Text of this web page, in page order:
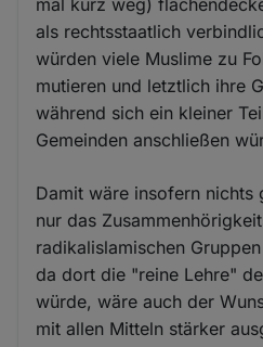
mal kurz weg)
als rechtsstaatlich
würden viele Muslime zu
mutieren und letztlich ihre
während sich ein kleiner
Gemeinden anschließen
Damit wäre insofern nichts
nur das
radikalislamischen
da dort die "reine Lehre"
würde, wäre auch der
mit allen Mitteln stärker